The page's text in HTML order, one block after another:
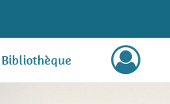
Bibliothèque